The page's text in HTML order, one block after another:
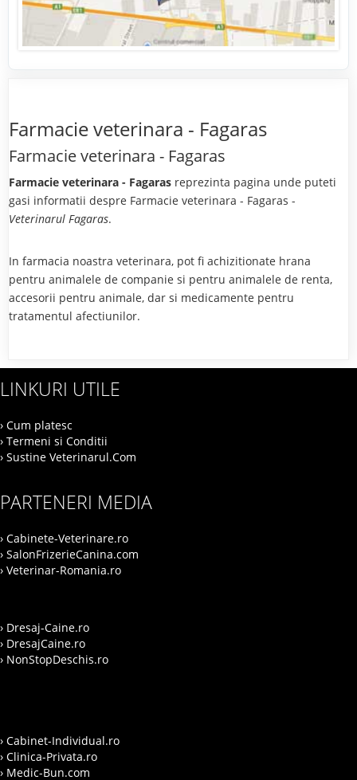
Farmacie veterinara - Fagaras
Farmacie veterinara - Fagaras
Farmacie veterinara - Fagaras reprezinta pagina unde puteti
gasi informatii despre Farmacie veterinara - Fagaras -
Veterinarul Fagaras.
In farmacia noastra veterinara, pot fi achizitionate hrana
pentru animalele de companie si pentru animalele de renta,
accesorii pentru animale, dar si medicamente pentru
tratamentul afectiunilor.
LINKURI UTILE
› Cum platesc
› Termeni si Conditii
› Sustine Veterinarul.Com
PARTENERI MEDIA
› Cabinete-Veterinare.ro
› SalonFrizerieCanina.com
› Veterinar-Romania.ro
› Dresaj-Caine.ro
› DresajCaine.ro
› NonStopDeschis.ro
› Cabinet-Individual.ro
› Clinica-Privata.ro
› Medic-Bun.com